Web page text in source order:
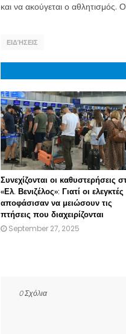
και να ακούγεται ο αθλητισμός.
ΕΙΔΉΣΕΙΣ
Συνεχίζονται οι καθυστερήσεις
«Ελ. Βενιζέλος»: Γιατί οι ελεγκτές
αποφάσισαν να μειώσουν τις
πτήσεις που διαχειρίζονται
September 27, 2025
0 Σχόλια